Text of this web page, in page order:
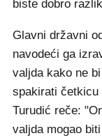
biste dobro
Glavni državni
navodeći ga
valjda kako ne
spakirati četkicu
Turudić reče:
valjda mogao